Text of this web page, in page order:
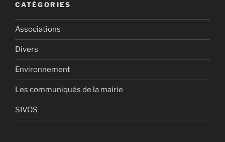
CATÉGORIES
Associations
Divers
Environnement
Les communiqués de la mairie
SIVOS